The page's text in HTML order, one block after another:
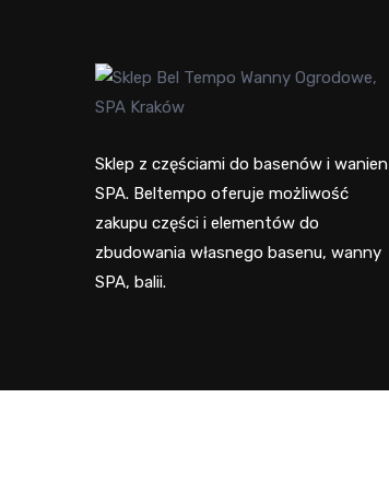
Sklep z częściami do basenów i wanien
SPA. Beltempo oferuje możliwość
zakupu części i elementów do
zbudowania własnego basenu, wanny
SPA, balii.